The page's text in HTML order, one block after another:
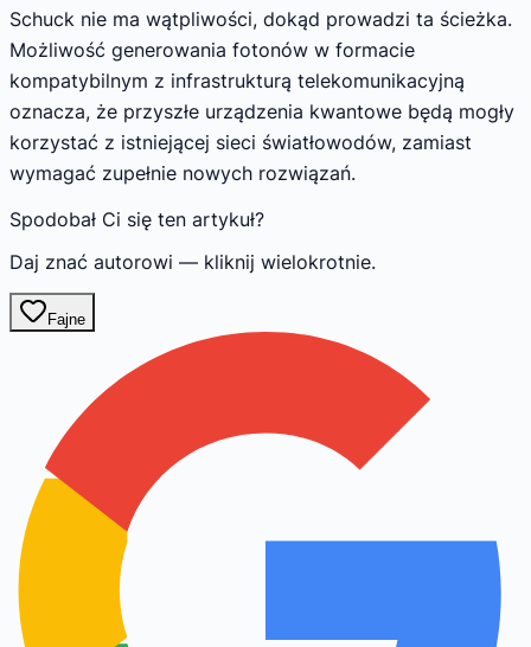
Schuck nie ma wątpliwości, dokąd prowadzi ta ścieżka.
Możliwość generowania fotonów w formacie
kompatybilnym z infrastrukturą telekomunikacyjną
oznacza, że przyszłe urządzenia kwantowe będą mogły
korzystać z istniejącej sieci światłowodów, zamiast
wymagać zupełnie nowych rozwiązań.
Spodobał Ci się ten artykuł?
Daj znać autorowi — kliknij wielokrotnie.
Fajne